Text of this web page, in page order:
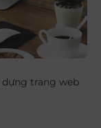
trang web